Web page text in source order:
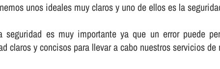
unos ideales muy claros y uno de ellos es la
seguridad es muy importante ya que un error puede
claros y concisos para llevar a cabo nuestros servicios